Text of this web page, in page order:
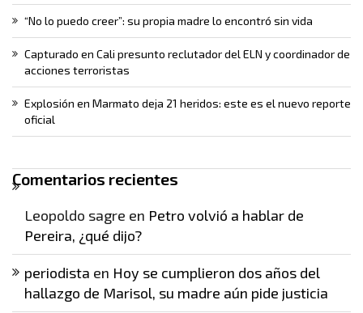
“No lo puedo creer”: su propia madre lo encontró sin vida
Capturado en Cali presunto reclutador del ELN y coordinador de
acciones terroristas
Explosión en Marmato deja 21 heridos: este es el nuevo reporte
oficial
Comentarios recientes
Leopoldo sagre en Petro volvió a hablar de
Pereira, ¿qué dijo?
periodista en Hoy se cumplieron dos años del
hallazgo de Marisol, su madre aún pide justicia